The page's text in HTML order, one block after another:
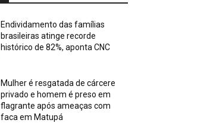
Endividamento das famílias
brasileiras atinge recorde
histórico de 82%, aponta CNC
Mulher é resgatada de cárcere
privado e homem é preso em
flagrante após ameaças com
faca em Matupá